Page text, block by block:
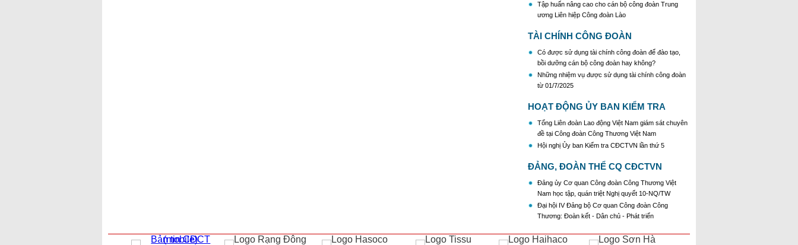
Tập huấn nâng cao cho cán bộ công đoàn Trung
ương Liên hiệp Công đoàn Lào
TÀI CHÍNH CÔNG ĐOÀN
Có được sử dụng tài chính công đoàn để đào tạo,
bồi dưỡng cán bộ công đoàn hay không?
Những nhiệm vụ được sử dụng tài chính công đoàn
từ 01/7/2025
HOẠT ĐỘNG ỦY BAN KIỂM TRA
Tổng Liên đoàn Lao động Việt Nam giám sát chuyên
đề tại Công đoàn Công Thương Việt Nam
Hội nghị Ủy ban Kiểm tra CĐCTVN lần thứ 5
ĐẢNG, ĐOÀN THỂ CQ CĐCTVN
Đảng ủy Cơ quan Công đoàn Công Thương Việt
Nam học tập, quán triệt Nghị quyết 10-NQ/TW
Đại hội IV Đảng bộ Cơ quan Công đoàn Công
Thương: Đoàn kết - Dân chủ - Phát triển